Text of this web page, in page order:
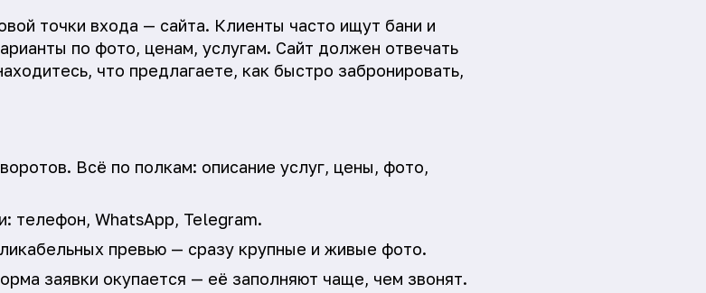
точки входа — сайта. Клиенты часто ищут бани и
по фото, ценам, услугам. Сайт должен отвечать
что предлагаете, как быстро забронировать,
Всё по полкам: описание услуг, цены, фото,
телефон, WhatsApp, Telegram.
превью — сразу крупные и живые фото.
заявки окупается — её заполняют чаще, чем звонят.